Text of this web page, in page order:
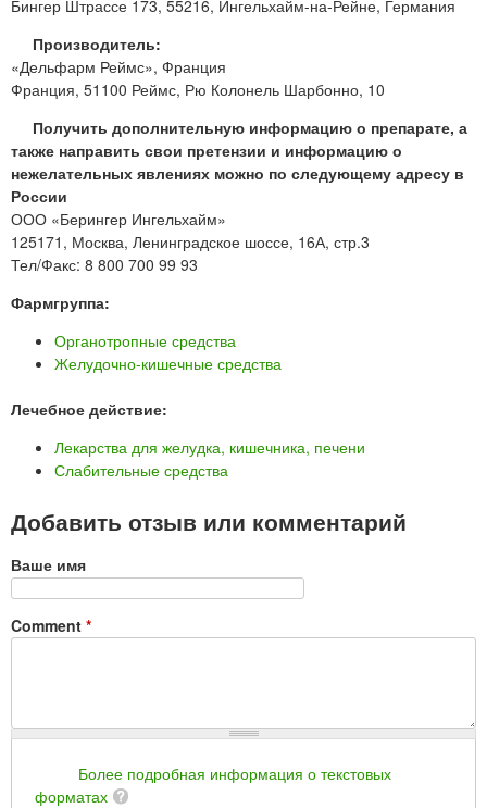
Бингер Штрассе 173, 55216, Ингельхайм-на-Рейне, Германия
Производитель:
«Дельфарм Реймс», Франция
Франция, 51100 Реймс, Рю Колонель Шарбонно, 10
Получить дополнительную информацию о препарате, а
также направить свои претензии и информацию о
нежелательных явлениях можно по следующему адресу в
России
ООО «Берингер Ингельхайм»
125171, Москва, Ленинградское шоссе, 16А, стр.3
Тел/Факс: 8 800 700 99 93
Фармгруппа:
Органотропные средства
Желудочно-кишечные средства
Лечебное действие:
Лекарства для желудка, кишечника, печени
Слабительные средства
Добавить отзыв или комментарий
Ваше имя
Comment *
Более подробная информация о текстовых
форматах